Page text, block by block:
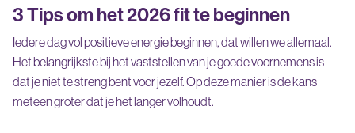
3 Tips om het 2026 fit te beginnen
Iedere dag vol positieve energie beginnen, dat willen we allemaal.
Het belangrijkste bij het vaststellen van je goede voornemens is
dat je niet te streng bent voor jezelf. Op deze manier is de kans
meteen groter dat je het langer volhoudt.